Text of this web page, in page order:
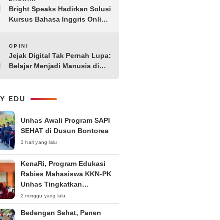
Bright Speaks Hadirkan Solusi
Kursus Bahasa Inggris Online
Bicara
OPINI
Jejak Digital Tak Pernah Lupa:
Belajar Menjadi Manusia di
EDU
Unhas Awali Program SAPI
SEHAT di Dusun Bontorea
3 hari yang lalu
KenaRi, Program Edukasi
Rabies Mahasiswa KKN-PK
Unhas Tingkatkan
Kesadaran Siswa SD Negeri 4
Maccorawalie
2 minggu yang lalu
Bedengan Sehat, Panen